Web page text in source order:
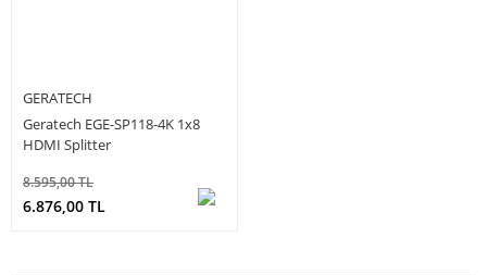
GERATECH
Geratech EGE-SP118-4K 1x8
HDMI Splitter
8.595,00 TL
6.876,00 TL